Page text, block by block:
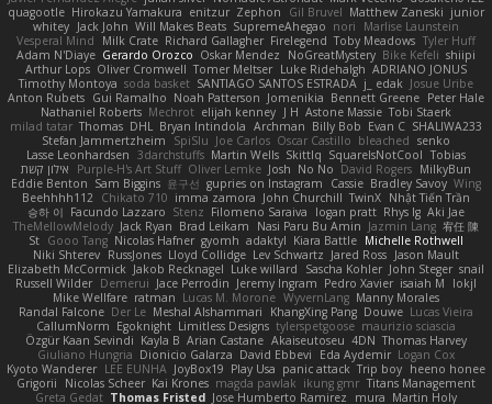
quagootle Hirokazu Yamakura enitzur Zephon Gil Bruvel Matthew Zaneski junior
whitey Jack John Will Makes Beats SupremeAhegao nori
Marlise Launstein
Vesperal Mind
Milk Crate Richard Gallagher Firelegend Toby Meadows Tyler Huff
Adam N'Diaye Gerardo Orozco Oskar Mendez NoGreatMystery Bike Kefeli shiipi
Arthur Lops Oliver Cromwell Tomer Meltser Luke Ridehalgh ADRIANO JONUS
Timothy Montoya soda basket SANTIAGO SANTOS ESTRADA j_ edak Josue Uribe
Anton Rubets Gui Ramalho Noah Patterson Jomenikia Bennett Greene Peter Hale
Nathaniel Roberts Mechrot elijah kenney J H Astone Massie Tobi Staerk
milad tatar Thomas DHL Bryan Intindola Archman Billy Bob Evan C SHALIWA233
Stefan Jammertzheim
SpiSlu Joe Carlos Oscar Castillo bleached senko
Lasse Leonhardsen 3darchstuffs Martin Wells Skittlq SquareIsNotCool Tobias
אילון קשת
Purple-H's Art Stuff Oliver Lemke Josh No No David Rogers MilkyBun
Eddie Benton Sam Biggins 윤구선 gupries on Instagram Cassie Bradley Savoy Wing
Beehhhh112 Chikato 710 imma zamora John Churchill TwinX Nhật Tiến Trần
승하 이 Facundo Lazzaro Stenz Filomeno Saraiva logan pratt Rhys lg Aki Jae
TheMellowMelody Jack Ryan Brad Leikam Nasi Paru Bu Amin Jazmin Lang 宥任 陳
St Gooo Tang Nicolas Hafner gyomh adaktyl Kiara Battle Michelle Rothwell
Niki Shterev RussJones Lloyd Collidge Lev Schwartz Jared Ross Jason Mault
Elizabeth McCormick Jakob Recknagel Luke willard Sascha Kohler John Steger snail
Russell Wilder Demerui Jace Perrodin Jeremy Ingram Pedro Xavier isaiah M
lokjl
Mike Wellfare ratman Lucas M. Morone WyvernLang Manny Morales
Randal Falcone Der Le Meshal Alshammari KhangXing Pang Douwe Lucas Vieira
CallumNorm Egoknight Limitless Designs tylerspetgoose maurizio sciascia
Özgür Kaan Sevindi Kayla B Arian Castane Akaiseutoseu 4DN Thomas Harvey
Giuliano Hungria Dionicio Galarza David Ebbevi Eda Aydemir Logan Cox
Kyoto Wanderer LEE EUNHA JoyBox19 Play Usa panic attack Trip boy heeno honee
Grigorii
Nicolas Scheer Kai Krones magda pawlak ikung gmr Titans Management
Greta Gedat Thomas Fristed Jose Humberto Ramirez mura Martin Holy